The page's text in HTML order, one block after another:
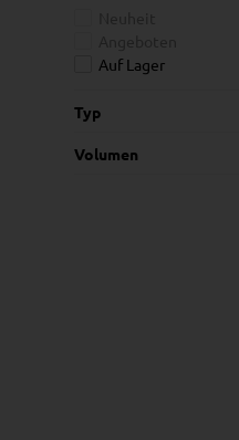
Auf Lager
Typ
Volumen